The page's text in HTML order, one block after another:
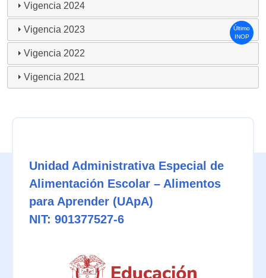
Último
INOP
Vigencia 2024
Vigencia 2023
Vigencia 2022
Vigencia 2021
Unidad Administrativa Especial de
Alimentación Escolar – Alimentos
para Aprender (UApA)
NIT: 901377527-6